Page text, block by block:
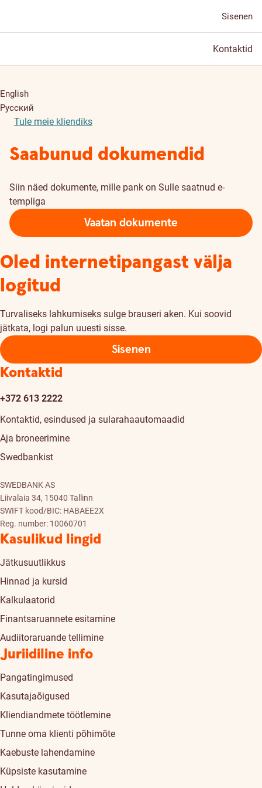
Sisenen
Kontaktid
English
Русский
Tule meie kliendiks
Saabunud dokumendid
Siin näed dokumente, mille pank on Sulle saatnud e-
templiga
Vaatan dokumente
Oled internetipangast välja
logitud
Turvaliseks lahkumiseks sulge brauseri aken. Kui soovid
jätkata, logi palun uuesti sisse.
Sisenen
Kontaktid
+372 613 2222
Kontaktid, esindused ja sularahaautomaadid
Aja broneerimine
Swedbankist
SWEDBANK AS
Liivalaia 34, 15040 Tallinn
SWIFT kood/BIC: HABAEE2X
Reg. number: 10060701
Kasulikud lingid
Jätkusuutlikkus
Hinnad ja kursid
Kalkulaatorid
Finantsaruannete esitamine
Audiitoraruande tellimine
Juriidiline info
Pangatingimused
Kasutajaõigused
Kliendiandmete töötlemine
Tunne oma klienti põhimõte
Kaebuste lahendamine
Küpsiste kasutamine